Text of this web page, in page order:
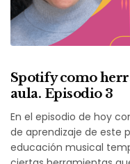
Spotify como
aula. Episodio 3
En el episodio de hoy
de aprendizaje de este
educación musical